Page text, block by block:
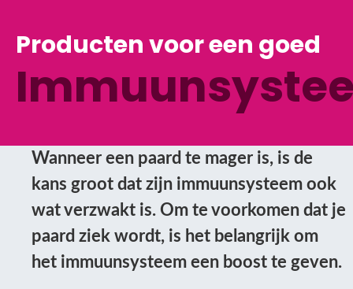
Producten voor een goed
Wanneer een paard te mager is, is de
kans groot dat zijn immuunsysteem ook
wat verzwakt is. Om te voorkomen dat je
paard ziek wordt, is het belangrijk om
het immuunsysteem een boost te geven.